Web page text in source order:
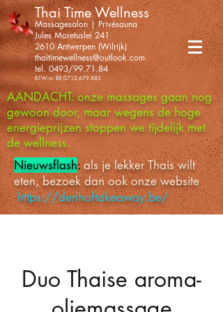
Thai Time Wellness
Massagesalon | Privésauna
Jules Moretuslei 241
2610 Antwerpen (Wilrijk)
thaitimewellness@outlook.com
tel. 0493/99.71.84
BTW-nr. BE 0712.679.883
AANDACHT: onze massages gaan nog
gewoon door, maar wegens de hoge
energieprijzen stoppen we tijdelijk met
de wellness.
Nieuwsflash:als je lekker Thais wilt
eten, bezoek dan ook onze website
https://denhoftakeaway.be/
Duo Thaise aroma-